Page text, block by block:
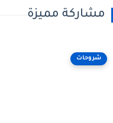
مشاركة مميزة
شروحات